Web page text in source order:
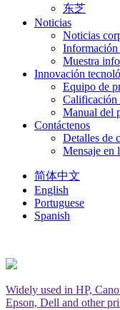
东芝
Noticias
Noticias
Información
Muestra
Innovación
Equipo de
Calificación
Manual del
Contáctenos
Detalles de
Mensaje en
简体中文
English
Portuguese
Spanish
Widely used in HP,
Epson, Dell and other